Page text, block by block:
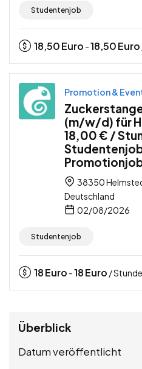
Studentenjob
18,50Euro -18,50Euro
Promotion &
(m/w/d) für
18,00 € /
38350
Deutschland
02/08/2026
Studentenjob
18Euro -18Euro / Stunde
Überblick
Datum veröffentlicht